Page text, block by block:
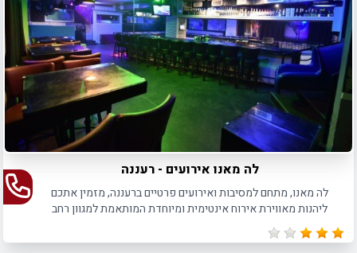
לה מאנו אירועים - רעננה
לה מאנו, מתחם למסיבות ואירועים פרטיים ברעננה, מזמין אתכם
ליהנות מאווירת אירוח אינטימית ומיוחדת המותאמת למגוון רחב